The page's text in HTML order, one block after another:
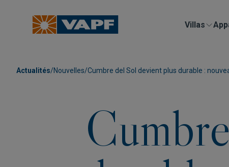
Villas
Actualités/Nouvelles/Cumbre del Sol devient plus durable :